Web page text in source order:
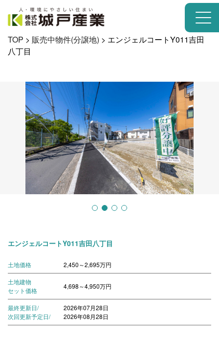
TOP > 販売中物件(分譲地) > エンジェルコートY011吉田
八丁目
エンジェルコートY011吉田八丁目
土地価格 2,450～2,695万円
土地建物
セット価格
4,698～4,950万円
最終更新日/
2026年07月28日
次回更新予定日/
2026年08月28日